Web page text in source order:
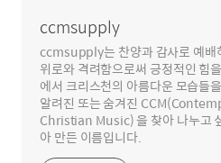
ccmsupply
ccmsupply는 찬양과 감사로 예배
위로와 격려함으로써 긍정적인 힘
에서 크리스천의 아름다운 모습들
알려진 또는 숨겨진
Christian Music) 을 찾아 나누고
아 만든 이름입니다.